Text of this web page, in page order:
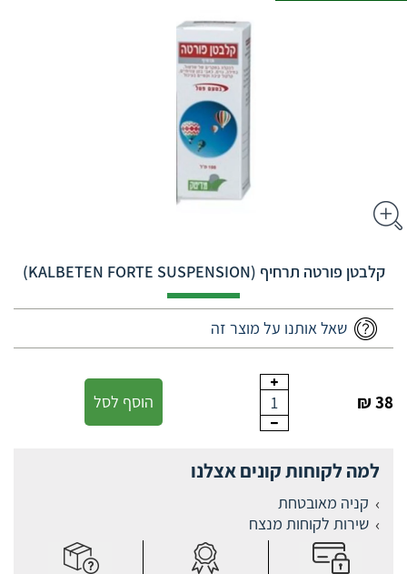
קלבטן פורטה תרחיף (KALBETEN FORTE SUSPENSION)
שאל אותנו על מוצר זה
38 ₪
1 הוסף לסל
למה לקוחות קונים אצלנו
קניה מאובטחת
שירות לקוחות מנצח